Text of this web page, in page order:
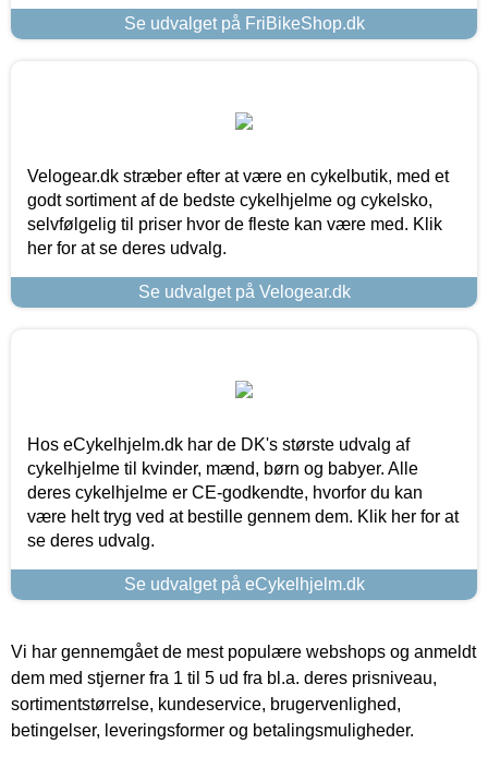
Se udvalget på FriBikeShop.dk
Velogear.dk stræber efter at være en cykelbutik, med et
godt sortiment af de bedste cykelhjelme og cykelsko,
selvfølgelig til priser hvor de fleste kan være med. Klik
her for at se deres udvalg.
Se udvalget på Velogear.dk
Hos eCykelhjelm.dk har de DK's største udvalg af
cykelhjelme til kvinder, mænd, børn og babyer. Alle
deres cykelhjelme er CE-godkendte, hvorfor du kan
være helt tryg ved at bestille gennem dem. Klik her for at
se deres udvalg.
Se udvalget på eCykelhjelm.dk
Vi har gennemgået de mest populære webshops og anmeldt
dem med stjerner fra 1 til 5 ud fra bl.a. deres prisniveau,
sortimentstørrelse, kundeservice, brugervenlighed,
betingelser, leveringsformer og betalingsmuligheder.